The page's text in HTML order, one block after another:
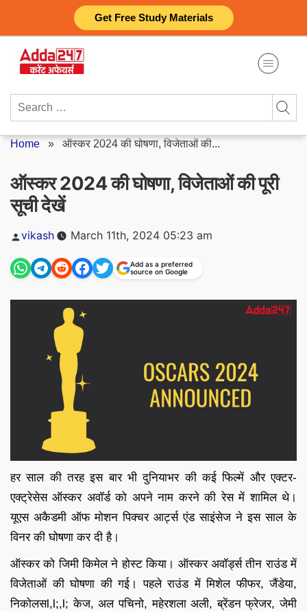
Get Free Study Materials
content
Search
Home » ऑस्कर 2024 की घोषणा, विजेताओं की...
ऑस्कर 2024 की घोषणा, विजेताओं की पूरी
सूची देखें
Posted
vikash March 11th, 2024 05:23 am
Add as a preferred
source on Google
हर साल की तरह इस बार भी दुनियाभर की कई फिल्में और एक्टर-
एक्ट्रेसेस ऑस्कर अवॉर्ड को अपने नाम करने की रेस में शामिल थे।
यूएस अकैडमी ऑफ मोशन पिक्चर आर्ट्स एंड साइंसेज ने इस साल के
विनर की घोषणा कर दी है।
ऑस्कर को जिमी किमेल ने होस्ट किया। ऑस्कर अवॉर्ड्स तीन राउंड में
विजेताओं की घोषणा की गई। पहले राउंड में मिशेल फीफर, जैंडेया,
निकोलसl,l;,l; केज, अल पचिनो, महेरशला अली, ब्रेंडन फ्रेजर, जेमी